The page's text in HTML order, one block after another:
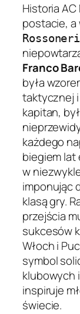
Historia
postacie,
Franco
była
taktycznej
kapitan,
każdego
biegiem lat
w
imponując
klasą gry.
przejścia
sukcesów
Włoch i
symbol
klubowych
inspiruje
świecie.